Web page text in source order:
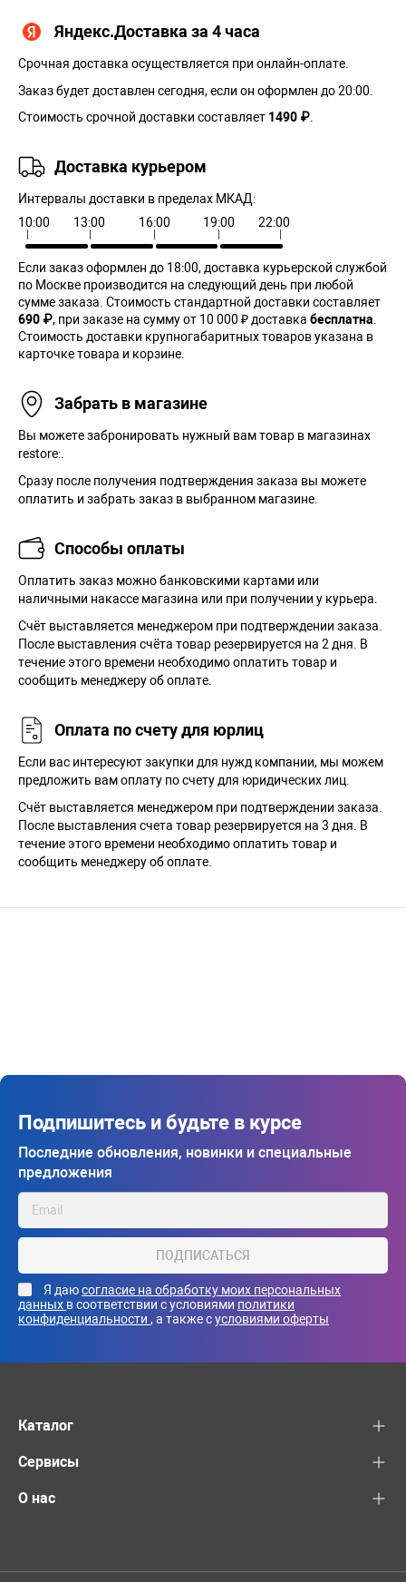
Яндекс.Доставка за 4 часа
Срочная доставка осуществляется при онлайн-оплате.
Заказ будет доставлен сегодня, если он оформлен до 20:00.
Стоимость срочной доставки составляет 1490 ₽
Доставка курьером
Интервалы доставки в пределах МКАД:
10:00
13:00 16:00 19:00 22:00
Если заказ оформлен до 18:00, доставка курьерской службой
по Москве производится на следующий день при любой
сумме заказа. Cтоимость стандартной доставки составляет
690 ₽, при заказе на сумму от 10 000 ₽ доставка бесплатна
Стоимость доставки крупногабаритных товаров указана в
карточке товара и корзине.
Забрать в магазине
Вы можете забронировать нужный вам товар в магазинах
restore:.
Сразу после получения подтверждения заказа вы можете
оплатить и забрать заказ в выбранном магазине.
Способы оплаты
Оплатить заказ можно банковскими картами или
наличными накассе магазина или при получении у курьера.
Cчёт выставляется менеджером при подтверждении заказа.
После выставления счёта товар резервируется на 2 дня. В
течение этого времени необходимо оплатить товар и
сообщить менеджеру об оплате.
Оплата по счету для юрлиц
Если вас интересуют закупки для нужд компании, мы можем
предложить вам оплату по счету для юридических лиц.
Счёт выставляется менеджером при подтверждении заказа.
После выставления счета товар резервируется на 3 дня. В
течение этого времени необходимо оплатить товар и
сообщить менеджеру об оплате.
Подпишитесь и будьте в курсе
Последние обновления, новинки и специальные
предложения
ПОДПИСАТЬСЯ
Я даюсогласие на обработку моих персональных
данных в соответствии с условиями политики
конфиденциальности , а также сусловиями оферты
Каталог
Сервисы
О нас